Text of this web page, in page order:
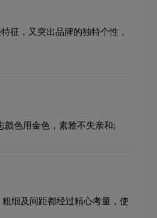
征，又突出品牌的独特个性，
颜色用金色，素雅不失亲和;
细及间距都经过精心考量，使